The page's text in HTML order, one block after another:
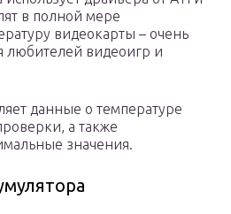
в полной мере
видеокарты – очень
любителей видеоигр и
данные о температуре
а также
значения.